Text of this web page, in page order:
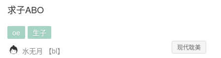
求子ABO
oe 生子
 水无月 【bl】 现代耽美